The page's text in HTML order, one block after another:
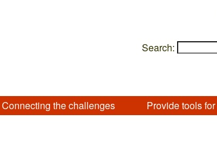
Search:
Connecting the challenges Provide tools